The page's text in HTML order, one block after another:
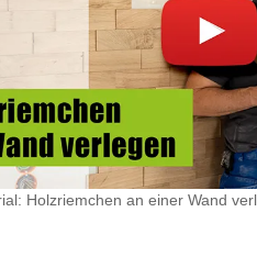
Holzriemchen an einer Wand